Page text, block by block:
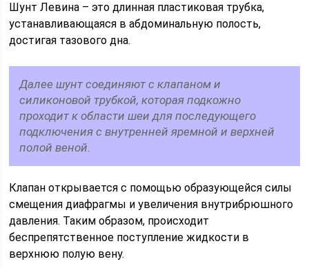
Шунт Левина – это длинная пластиковая трубка,
устанавливающаяся в абдоминальную полость,
достигая тазового дна.
Далее шунт соединяют с клапаном и
силиконовой трубкой, которая подкожно
проходит к области шеи для последующего
подключения с внутренней яремной и верхней
полой веной.
Клапан открывается с помощью образующейся силы
смещения диафрагмы и увеличения внутрибрюшного
давления. Таким образом, происходит
беспрепятственное поступление жидкости в
верхнюю полую вену.